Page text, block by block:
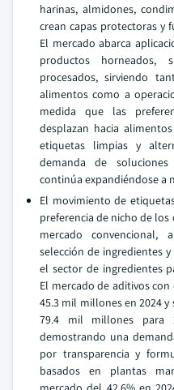
harinas, almidones,
crean capas protectoras y
El mercado abarca
productos horneados,
procesados, sirviendo
alimentos como a
medida que las
desplazan hacia
etiquetas limpias y
demanda de
continúa expandiéndose a
El movimiento de
preferencia de nicho de
mercado convencional,
selección de ingredientes
el sector de ingredientes
El mercado de aditivos
45.3 mil millones en 2024 y
79.4 mil millones para
demostrando una
por transparencia y
basados en plantas